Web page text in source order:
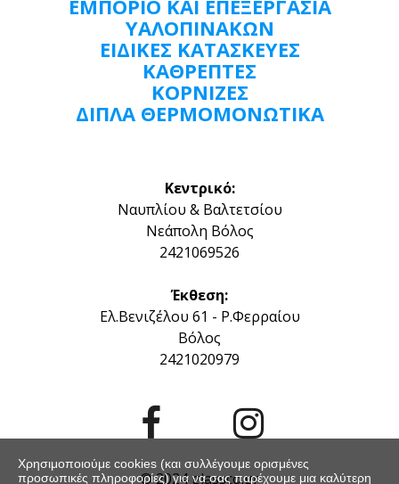
ΕΜΠΟΡΙΟ ΚΑΙ ΕΠΕΞΕΡΓΑΣΙΑ
ΥΑΛΟΠΙΝΑΚΩΝ
ΕΙΔΙΚΈΣ ΚΑΤΑΣΚΕΥΕΣ
ΚΑΘΡΕΠΤΕΣ
ΚΟΡΝΙΖΕΣ
ΔΙΠΛΆ ΘΕΡΜΟΜΟΝΩΤΙΚΑ
Κεντρικό:
Ναυπλίου & Βαλτετσίου
Νεάπολη Βόλος
2421069526
Έκθεση:
Ελ.Βενιζέλου 61 - Ρ.Φερραίου
Βόλος
2421020979
 
© 2024glassco.gr
Χρησιμοποιούμε cookies (και συλλέγουμε ορισμένες
προσωπικές πληροφορίες) για να σας παρέχουμε μια καλύτερη